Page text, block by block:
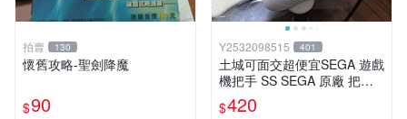
拍賣 130
懷舊攻略-聖劍降魔
$90
Y2532098515 401
土城可面交超便宜SEGA 遊戲
機把手 SS SEGA 原廠 把手
手柄
$420